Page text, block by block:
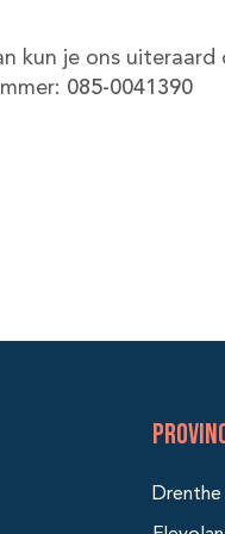
kun je ons
085-0041390
Drenthe